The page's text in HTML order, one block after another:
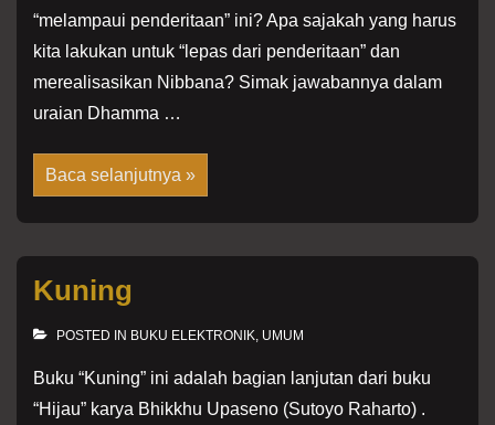
“melampaui penderitaan” ini? Apa sajakah yang harus
kita lakukan untuk “lepas dari penderitaan” dan
merealisasikan Nibbana? Simak jawabannya dalam
uraian Dhamma …
Jadikan
Nibbana
Sebagai
Tujuanmu
Baca selanjutnya »
Kuning
POSTED IN BUKU ELEKTRONIK, UMUM
Buku “Kuning” ini adalah bagian lanjutan dari buku
“Hijau” karya Bhikkhu Upaseno (Sutoyo Raharto) .